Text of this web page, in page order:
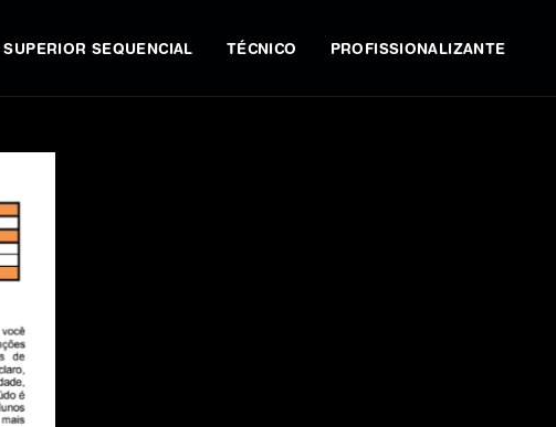
SUPERIOR SEQUENCIAL TÉCNICO PROFISSIONALIZANTE